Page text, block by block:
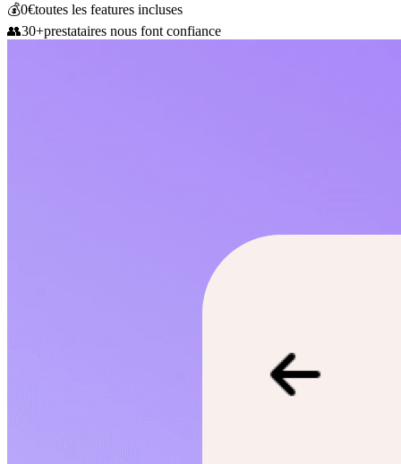
💰0€toutes les features incluses
👥30+prestataires nous font confiance